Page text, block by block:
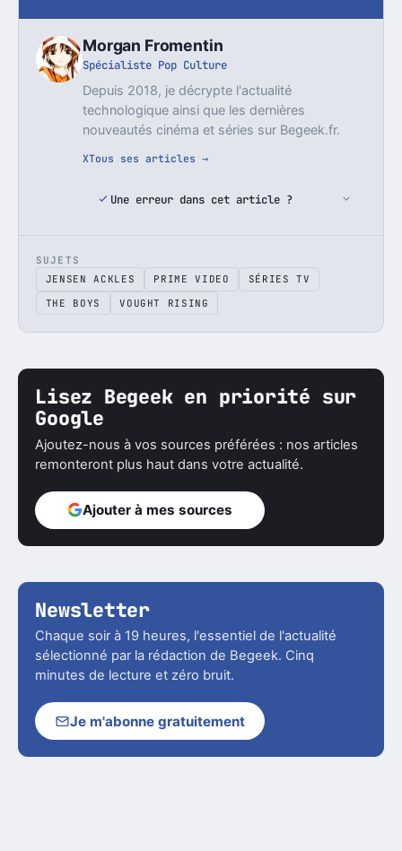
Morgan Fromentin
Spécialiste Pop Culture
Depuis 2018, je décrypte l'actualité
technologique ainsi que les dernières
nouveautés cinéma et séries sur Begeek.fr.
XTous ses articles →
Une erreur dans cet article ?
SUJETS
JENSEN ACKLES
PRIME VIDEO
SÉRIES TV
THE BOYS
VOUGHT RISING
Lisez Begeek en priorité sur
Google
Ajoutez-nous à vos sources préférées : nos articles
remonteront plus haut dans votre actualité.
Ajouter à mes sources
Newsletter
Chaque soir à 19 heures, l'essentiel de l'actualité
sélectionné par la rédaction de Begeek. Cinq
minutes de lecture et zéro bruit.
Je m'abonne gratuitement